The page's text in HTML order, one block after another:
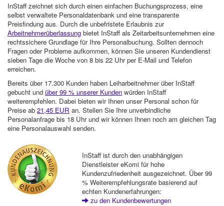
InStaff zeichnet sich durch einen einfachen Buchungsprozess, eine
selbst verwaltete Personaldatenbank und eine transparente
Preisfindung aus. Durch die unbefristete Erlaubnis zur
Arbeitnehmerüberlassung bietet InStaff als Zeitarbeitsunternehmen eine
rechtssichere Grundlage für Ihre Personalbuchung. Sollten dennoch
Fragen oder Probleme aufkommen, können Sie unseren Kundendienst
sieben Tage die Woche von 8 bis 22 Uhr per E-Mail und Telefon
erreichen.
Bereits über 17.300 Kunden haben Leiharbeitnehmer über InStaff
gebucht und über 99 % unserer Kunden würden InStaff
weiterempfehlen. Dabei bieten wir Ihnen unser Personal schon für
Preise ab 21,45 EUR an. Stellen Sie Ihre unverbindliche
Personalanfrage bis 18 Uhr und wir können Ihnen noch am gleichen Tag
eine Personalauswahl senden.
InStaff ist durch den unabhängigen
Dienstleister eKomi für hohe
Kundenzufriedenheit ausgezeichnet. Über 99
% Weiterempfehlungsrate basierend auf
echten Kundenerfahrungen:
zu den Kundenbewertungen